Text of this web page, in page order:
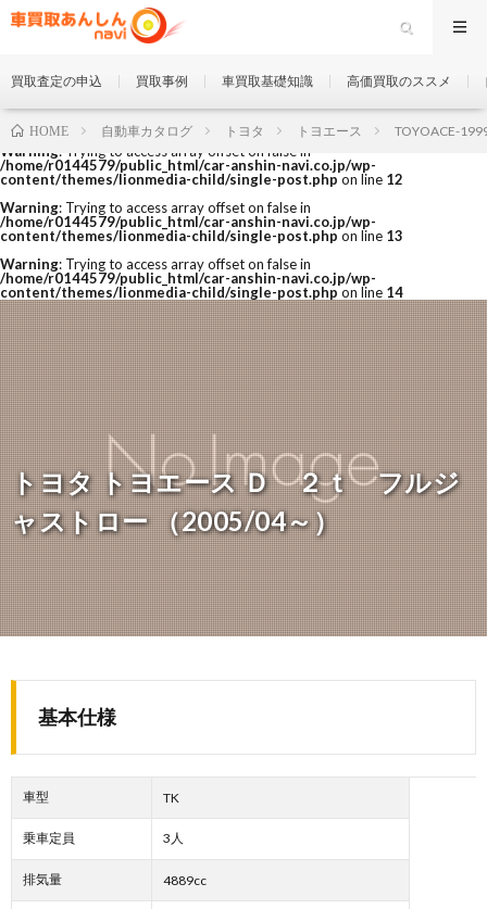
Warning: Trying to access array offset on false in
/home/r0144579/public_html/car-anshin-navi.co.jp/wp-
content/themes/lionmedia-child/single-post.php on line 12
Warning: Trying to access array offset on false in
/home/r0144579/public_html/car-anshin-navi.co.jp/wp-
content/themes/lionmedia-child/single-post.php on line 13
Warning: Trying to access array offset on false in
/home/r0144579/public_html/car-anshin-navi.co.jp/wp-
content/themes/lionmedia-child/single-post.php on line 14
買取査定の申込 買取事例 車買取基礎知識 高価買取のススメ
トヨタ トヨエース Ｄ ２ｔ フルジ
ャストロー （2005/04～）
HOME 自動車カタログ トヨタ トヨエース TOYOACE-
基本仕様
車型 TK
乗車定員 3人
排気量 4889cc